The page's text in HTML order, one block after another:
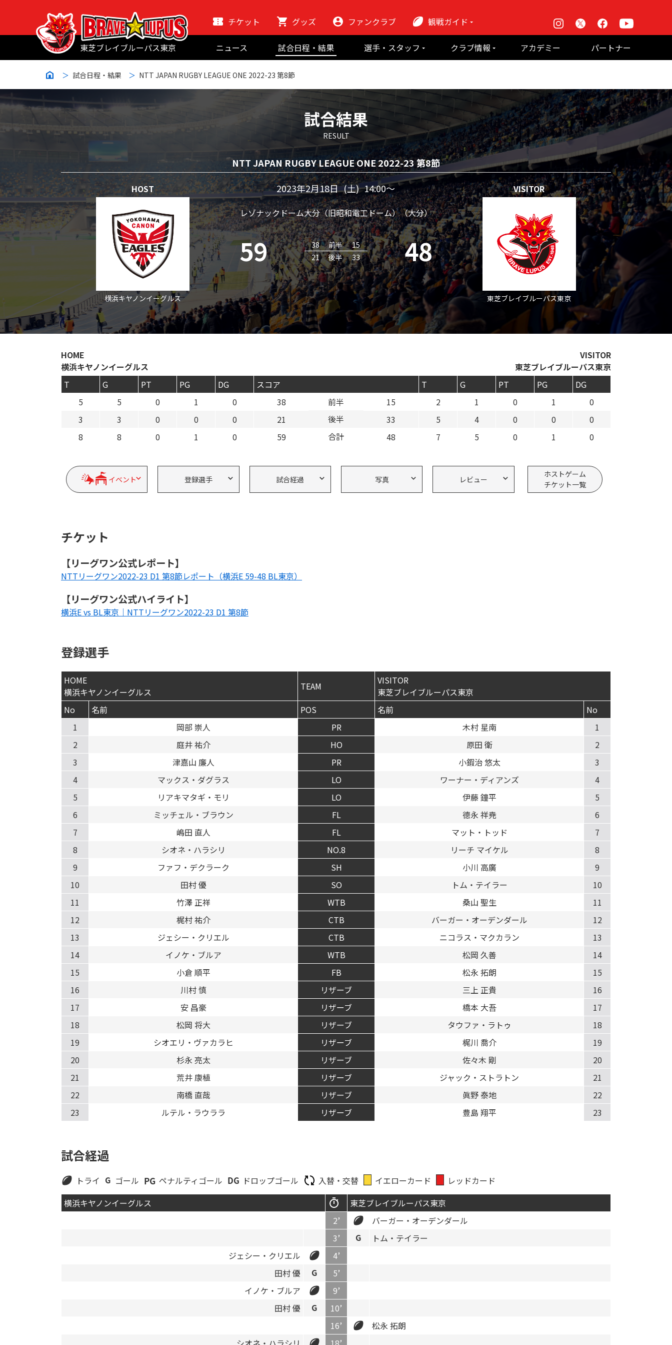
東芝ブレイブルーパス東京
チケット グッズ ファンクラブ
観戦ガイド
初めての観戦
Instagram Facebook
ニュース
試合日程・結果
選手・スタッフ
マスコット
クラブ情報
地域貢献活動
アカデミー パートナー
試合日程・結果 NTT JAPAN RUGBY LEAGUE ONE 2022-23 第8節
試合結果
RESULT
NTT JAPAN RUGBY LEAGUE ONE 2022-23 第8節
2023年2月18日 (土) 14:00〜
レゾナックドーム大分（旧昭和電工ドーム）（大分）
59 38 前半
15
21
後半 33 48
HOST
横浜キヤノンイーグルス
VISITOR
東芝ブレイブルーパス東京
HOME
横浜キヤノンイーグルス
VISITOR
東芝ブレイブルーパス東京
T
G PT PG DG スコア T G PT PG
DG
5
5 0 1 0 38 前半 15 2 1 0 1
0
3
3 0 0 0 21 後半 33 5 4 0 0
0
8
8 0 1 0 59 合計 48 7 5 0 1 0
イベント 登録選手 試合経過 写真 レビュー
ホストゲーム
チケット一覧
チケット
【リーグワン公式レポート】
NTTリーグワン2022-23 D1 第8節レポート（横浜E 59-48 BL東京）
【リーグワン公式ハイライト】
横浜E vs BL東京｜NTTリーグワン2022-23 D1 第8節
登録選手
HOME
横浜キヤノンイーグルス
TEAM
VISITOR
東芝ブレイブルーパス東京
No
名前 POS 名前
No
1
岡部 崇人 PR 木村 星南
1
2
庭井 祐介 HO 原田 衛
2
3
津嘉山 廉人 PR 小鍜治 悠太
3
4
マックス・ダグラス LO ワーナー・ディアンズ
4
5
リアキマタギ・モリ LO 伊藤 鐘平
5
6
ミッチェル・ブラウン FL 德永 祥尭
6
7
嶋田 直人 FL マット・トッド
7
8
シオネ・ハラシリ NO.8 リーチ マイケル
8
9
ファフ・デクラーク SH 小川 高廣
9
10
田村 優 SO トム・テイラー
10
11
竹澤 正祥 WTB 桑山 聖生
11
12
梶村 祐介 CTB バーガー・オーデンダール
12
13
ジェシー・クリエル CTB ニコラス・マクカラン
13
14
イノケ・ブルア WTB 松岡 久善
14
15
小倉 順平 FB 松永 拓朗
15
16
川村 慎 リザーブ 三上 正貴
16
17
安 昌豪 リザーブ 橋本 大吾
17
18
松岡 将大 リザーブ タウファ・ラトゥ
18
19
シオエリ・ヴァカラヒ リザーブ 梶川 喬介
19
20
杉永 亮太 リザーブ 佐々木 剛
20
21
荒井 康植 リザーブ ジャック・ストラトン
21
22
南橋 直哉 リザーブ 眞野 泰地
22
23
ルテル・ラウララ リザーブ 豊島 翔平 23
試合経過
トライ ゴール ペナルティゴール ドロップゴール 入替・交替 イエローカード
レッドカード
横浜キヤノンイーグルス
東芝ブレイブルーパス東京
2’
バーガー・オーデンダール
3’
トム・テイラー
ジェシー・クリエル
4’
田村 優
5’
イノケ・ブルア
9’
田村 優
10’
16’
松永 拓朗